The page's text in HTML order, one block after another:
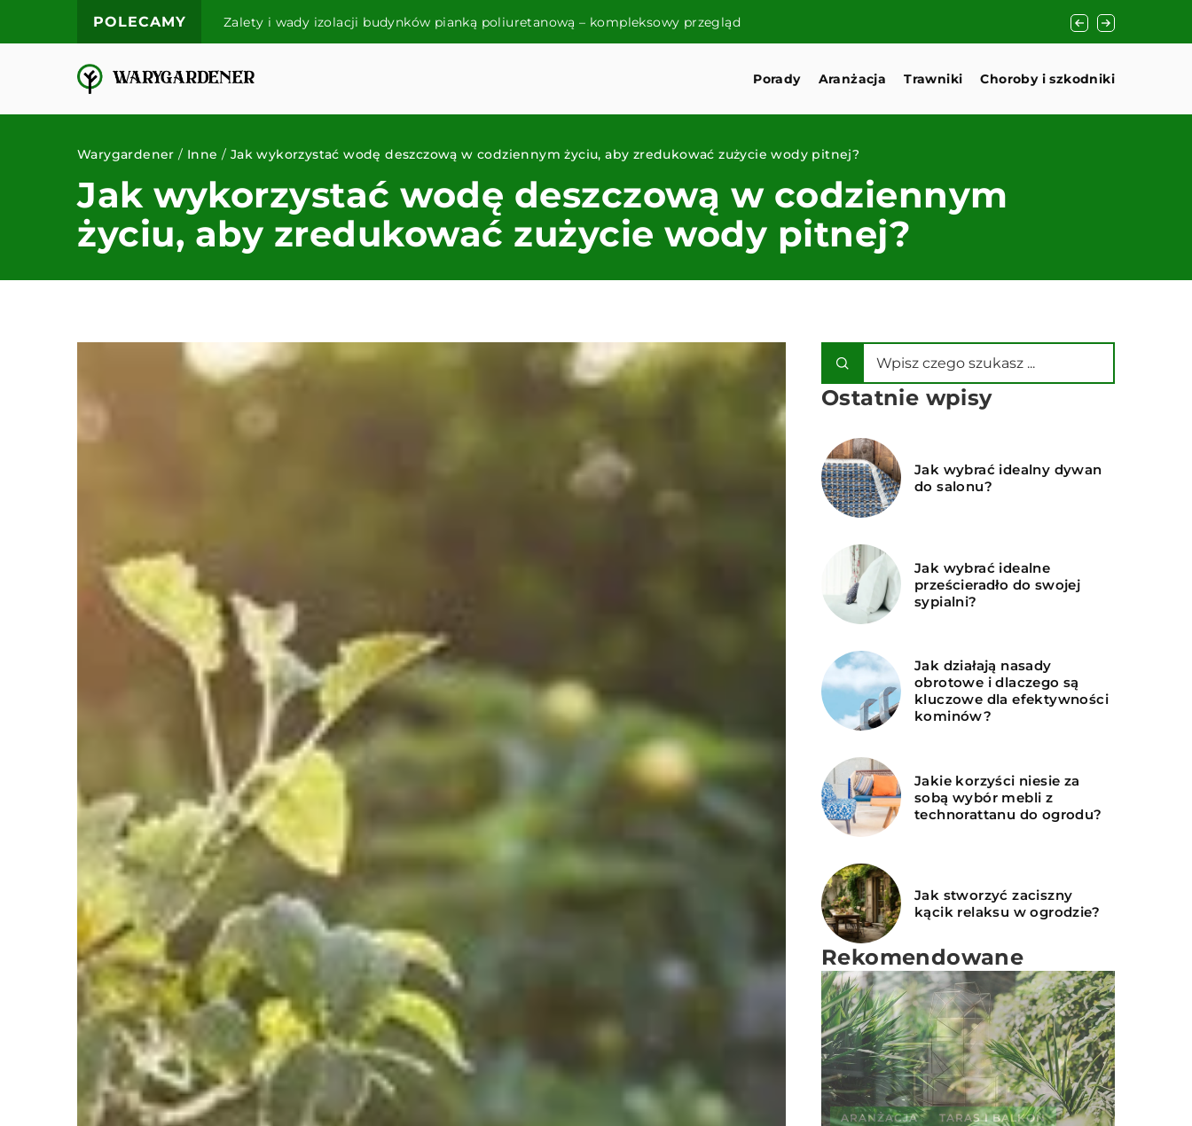
POLECAMY
przegląd Jak wybrać wysokiej jakości akcesoria łazienkowe do Twojego domu?
Porady Aranżacja Trawniki Choroby i szkodniki
Warygardener / Inne / Jak wykorzystać wodę deszczową w codziennym życiu, aby zredukować zużycie wody pitnej?
Jak wykorzystać wodę deszczową w codziennym
życiu, aby zredukować zużycie wody pitnej?
Ostatnie wpisy
Jak wybrać idealny dywan
do salonu?
Jak wybrać idealne
prześcieradło do swojej
sypialni?
Jak działają nasady
obrotowe i dlaczego są
kluczowe dla efektywności
kominów?
Jakie korzyści niesie za
sobą wybór mebli z
technorattanu do ogrodu?
Jak stworzyć zaciszny
kącik relaksu w ogrodzie?
Rekomendowane
TRAWNIKI ZAKŁADANIE TRAWNIKA
ARANŻACJA TARAS I BALKON